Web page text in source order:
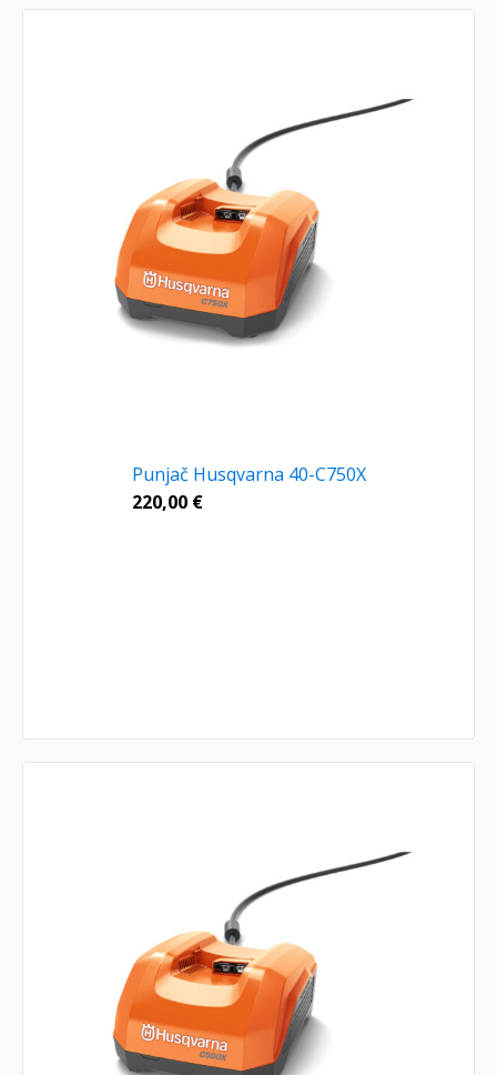
Punjač Husqvarna 40-C750X
220,00 €